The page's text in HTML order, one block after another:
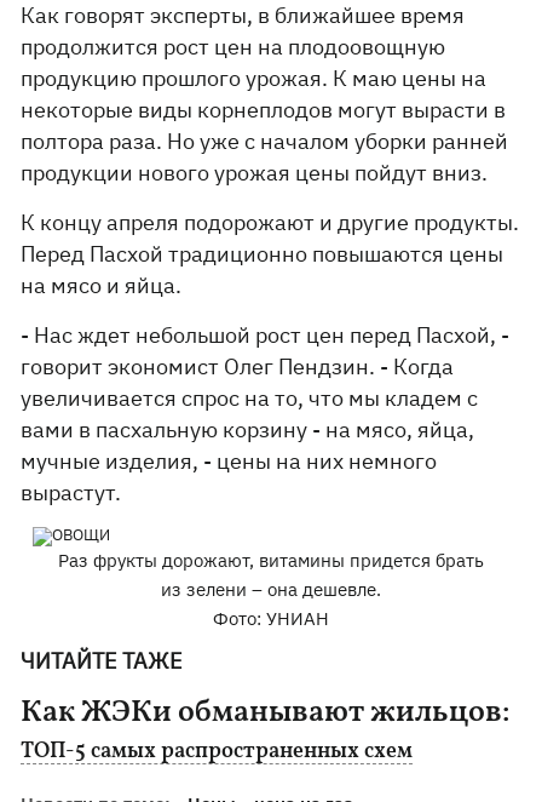
Как говорят эксперты, в ближайшее время
продолжится рост цен на плодоовощную
продукцию прошлого урожая. К маю цены на
некоторые виды корнеплодов могут вырасти в
полтора раза. Но уже с началом уборки ранней
продукции нового урожая цены пойдут вниз.
К концу апреля подорожают и другие продукты.
Перед Пасхой традиционно повышаются цены
на мясо и яйца.
- Нас ждет небольшой рост цен перед Пасхой, -
говорит экономист Олег Пендзин. - Когда
увеличивается спрос на то, что мы кладем с
вами в пасхальную корзину - на мясо, яйца,
мучные изделия, - цены на них немного
вырастут.
Раз фрукты дорожают, витамины придется брать
из зелени – она дешевле.
Фото: УНИАН
ЧИТАЙТЕ ТАЖЕ
Как ЖЭКи обманывают жильцов:
ТОП-5 самых распространенных схем